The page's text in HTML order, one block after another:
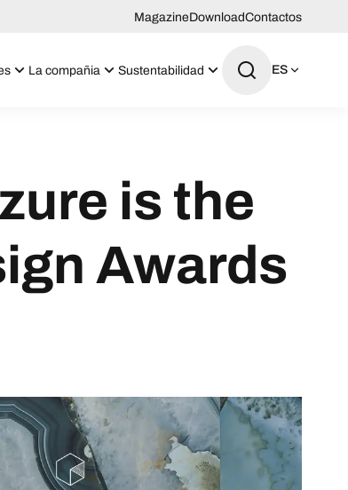
MagazineDownloadContactos
La compañia Sustentabilidad ES
is the
Awards